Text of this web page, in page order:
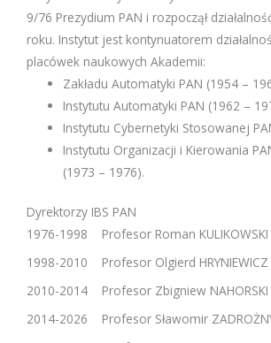
9/76 Prezydium PAN i rozpoczął
roku. Instytut jest kontynuatorem
placówek naukowych Akademii:
Zakładu Automatyki PAN (1954 –
Instytutu Automatyki PAN (1962 –
Instytutu Cybernetyki Stosowanej
Instytutu Organizacji i Kierowania
(1973 – 1976).
Dyrektorzy IBS PAN
1976-1998 Profesor Roman KULIKOWSKI
1998-2010 Profesor Olgierd HRYNIEWICZ
2010-2014 Profesor Zbigniew NAHORSKI
2014-2026 Profesor Sławomir